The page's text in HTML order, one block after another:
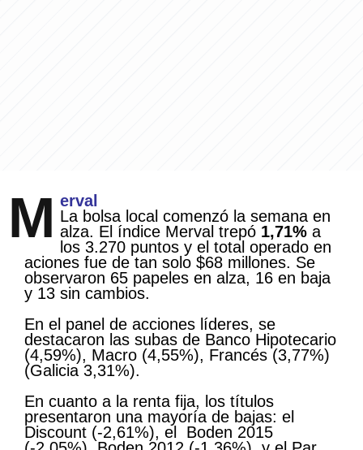
M erval
La bolsa local comenzó la semana en
alza. El índice Merval trepó 1,71% a
los 3.270 puntos y el total operado en
aciones fue de tan solo $68 millones. Se
observaron 65 papeles en alza, 16 en baja
y 13 sin cambios.
En el panel de acciones líderes, se
destacaron las subas de Banco Hipotecario
(4,59%), Macro (4,55%), Francés (3,77%)
(Galicia 3,31%).
En cuanto a la renta fija, los títulos
presentaron una mayoría de bajas: el
Discount (-2,61%), el Boden 2015